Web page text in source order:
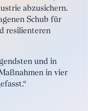
abzusichern.
Schub für
resilienteren
und in
in vier